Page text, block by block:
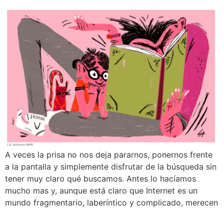
A veces la prisa no nos deja pararnos, ponernos frente
a la pantalla y simplemente disfrutar de la búsqueda sin
tener muy claro qué buscamos. Antes lo hacíamos
mucho mas y, aunque está claro que Internet es un
mundo fragmentario, laberíntico y complicado, merecen